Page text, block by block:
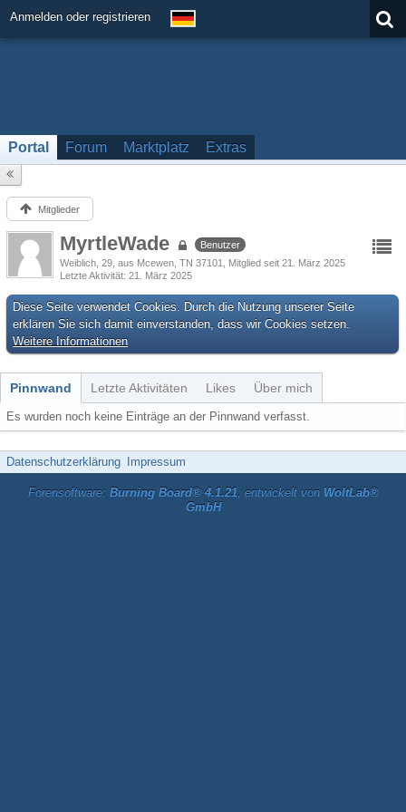
Anmelden oder registrieren
Portal Forum Marktplatz Extras
Mitglieder
MyrtleWade
Benutzer
Weiblich 29 aus Mcewen, TN 37101
Mitglied seit 21. März 2025
Letzte Aktivität 21. März 2025
Diese Seite verwendet Cookies. Durch die Nutzung unserer Seite
erklären Sie sich damit einverstanden, dass wir Cookies setzen.
Weitere Informationen
Pinnwand Letzte Aktivitäten Likes Über mich
Es wurden noch keine Einträge an der Pinnwand verfasst.
Datenschutzerklärung Impressum
Forensoftware: Burning Board® 4.1.21, entwickelt von WoltLab®
GmbH